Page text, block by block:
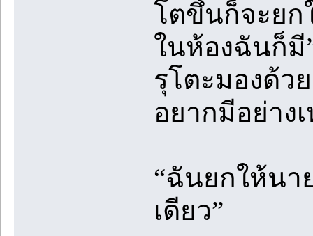
โตขึ้นก็จะยก
ในห้องฉันก็มี
รุโตะมองด้ว
อยากมีอย่าง
“ฉันยกให้นา
เดียว”